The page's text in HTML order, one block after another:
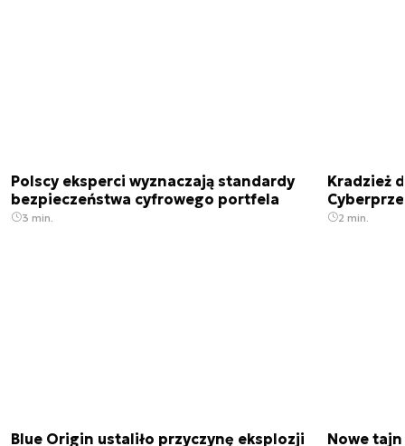
Polscy eksperci wyznaczają standardy
bezpieczeństwa cyfrowego portfela
3 min.
Kradzież
2 min.
Blue Origin ustaliło przyczynę eksplozji
Nowe